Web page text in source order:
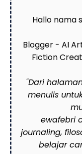
Hallo nama
Blogger - AI
Fiction
"Dari
menulis
ewafebri
journaling,
belajar